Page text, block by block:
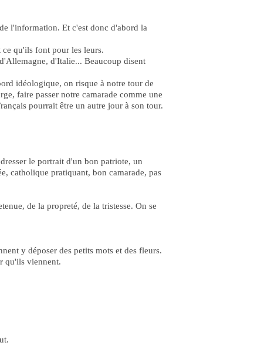
l'information. Et c'est donc d'abord la
ce qu'ils font pour les leurs.
d'Italie... Beaucoup disent
idéologique, on risque à notre tour de
faire passer notre camarade comme une
pourrait être un autre jour à son tour.
le portrait d'un bon patriote, un
catholique pratiquant, bon camarade, pas
de la propreté, de la tristesse. On se
y déposer des petits mots et des fleurs.
qu'ils viennent.